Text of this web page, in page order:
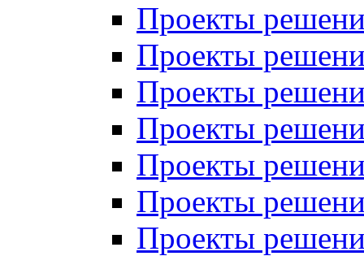
Проекты
Проекты
Проекты
Проекты
Проекты
Проекты
Проекты